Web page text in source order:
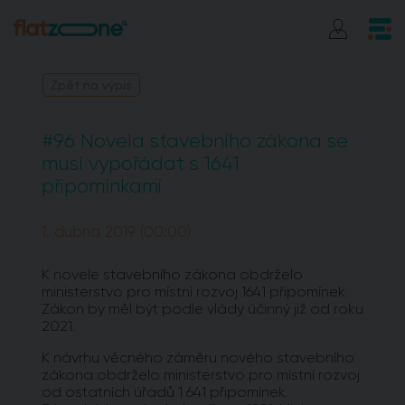
#96 Novela stavebního zákona se
musí vypořádat s 1641
připomínkami
1. dubna 2019 (00:00)
K novele stavebního zákona obdrželo
ministerstvo pro místní rozvoj 1641 připomínek.
Zákon by měl být podle vlády účinný již od roku
2021.
K návrhu věcného záměru nového stavebního
zákona obdrželo ministerstvo pro místní rozvoj
od ostatních úřadů 1 641 připomínek.